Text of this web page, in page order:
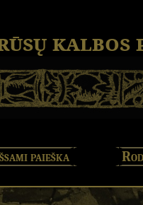
kalbos
paieška